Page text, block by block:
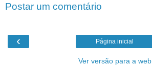
Postar um comentário
‹ Página inicial
Ver versão para a web